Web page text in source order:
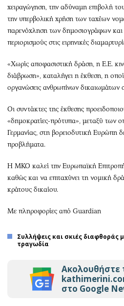
χειραγώγηση, την αδύναμη επιβολή
την υπερβολική χρήση των ταχέων
παρενόχληση των δημοσιογράφων και
περιορισμούς στις ειρηνικές
«Χωρίς αποφασιστική δράση, η Ε.Ε.
διάβρωση», καταλήγει η έκθεση, η
οργανώσεις ανθρωπίνων δικαιωμάτων
Οι συντάκτες της έκθεσης
«δημοκρατίες-πρότυπα», μεταξύ των
Γερμανίας, στη βορειοδυτική Ευρώπη
προβλήματα.
Η ΜΚΟ καλεί την Ευρωπαϊκή Επιτροπή
καθώς και να επιταχύνει τη νομική
κράτους δικαίου.
Με πληροφορίες από Guardian
Συλλήψεις και σκιές διαφθοράς
τραγωδία
Ακολουθήστε
στο Google